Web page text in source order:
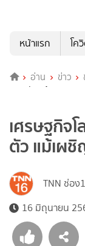
หน้าแรก
โค
อ่าน ข่าว
ชะลอตัว แม้เผชิญสง
เศรษฐกิ
ตัว แม้เผ
TNN ช่อง
16 มิถุนายน